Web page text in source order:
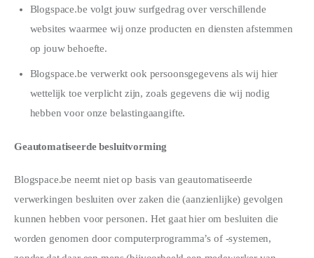
Blogspace.be volgt jouw surfgedrag over verschillende
websites waarmee wij onze producten en diensten afstemmen
op jouw behoefte.
Blogspace.be verwerkt ook persoonsgegevens als wij hier
wettelijk toe verplicht zijn, zoals gegevens die wij nodig
hebben voor onze belastingaangifte.
Geautomatiseerde besluitvorming
Blogspace.be neemt niet op basis van geautomatiseerde
verwerkingen besluiten over zaken die (aanzienlijke) gevolgen
kunnen hebben voor personen. Het gaat hier om besluiten die
worden genomen door computerprogramma’s of -systemen,